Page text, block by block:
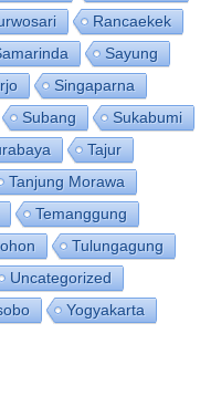
Rancaekek
Sayung
Singaparna
Subang
Sukabumi
Tajur
Tanjung Morawa
Temanggung
Tulungagung
Uncategorized
Yogyakarta